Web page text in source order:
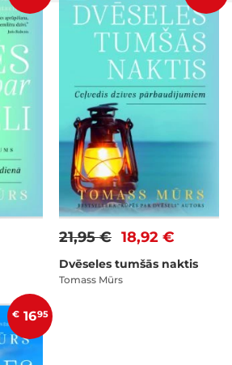
18,92 €
21,95 €
Dvēseles tumšās naktis
Tomass Mūrs
€ 1695